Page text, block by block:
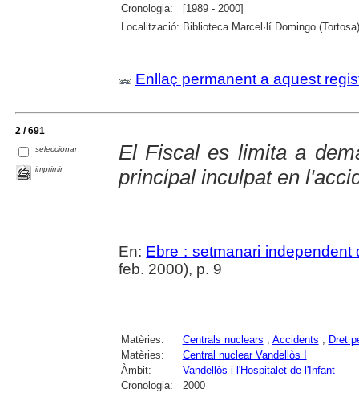
Cronologia:
[1989 - 2000]
Localització: Biblioteca Marcel·lí Domingo (Tortosa)
Enllaç permanent a aquest
2 / 691
seleccionar
imprimir
El Fiscal es limita a
principal inculpat en
En: Ebre : setmanari independent
feb. 2000), p. 9
Matèries: Centrals nuclears ; Accidents ; Dret
Matèries:
Central nuclear Vandellòs I
Àmbit:
Vandellòs i l'Hospitalet de l'Infant
Cronologia:
2000